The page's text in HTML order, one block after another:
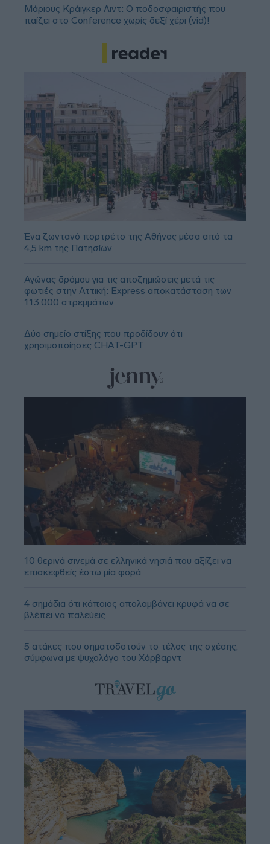
Μάριους Κράιγκερ Λιντ: Ο ποδοσφαιριστής που
παίζει στο Conference χωρίς δεξί χέρι (vid)!
Ένα ζωντανό πορτρέτο της Αθήνας μέσα από τα
4,5 km της Πατησίων
Αγώνας δρόμου για τις αποζημιώσεις μετά τις
φωτιές στην Αττική: Express αποκατάσταση των
113.000 στρεμμάτων
Δύο σημείο στίξης που προδίδουν ότι
χρησιμοποίησες CHAT-GPT
10 θερινά σινεμά σε ελληνικά νησιά που αξίζει να
επισκεφθείς έστω μία φορά
4 σημάδια ότι κάποιος απολαμβάνει κρυφά να σε
βλέπει να παλεύεις
5 ατάκες που σηματοδοτούν το τέλος της σχέσης,
σύμφωνα με ψυχολόγο του Χάρβαρντ